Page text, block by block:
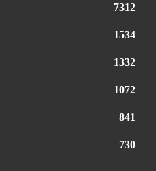
7312
1534
1332
1072
841
730